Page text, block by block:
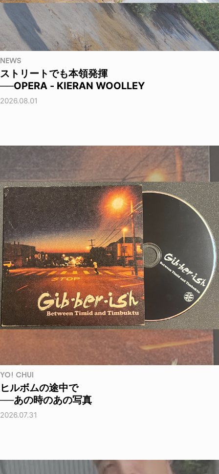
NEWS
ストリートでも本領発揮
──OPERA - KIERAN WOOLLEY
2026.08.01
YO! CHUI
ヒルボムの途中で
──あの時のあの写真
2026.07.31